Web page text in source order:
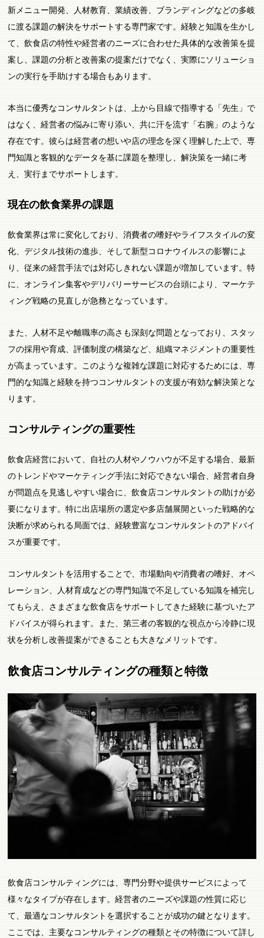
新メニュー開発、人材教育、業績改善、ブランディングなどの多岐
に渡る課題の解決をサポートする専門家です。経験と知識を生かし
て、飲食店の特性や経営者のニーズに合わせた具体的な改善策を提
案し、課題の分析と改善案の提案だけでなく、実際にソリューショ
ンの実行を手助けする場合もあります。
本当に優秀なコンサルタントは、上から目線で指導する「先生」で
はなく、経営者の悩みに寄り添い、共に汗を流す「右腕」のような
存在です。彼らは経営者の想いや店の理念を深く理解した上で、専
門知識と客観的なデータを基に課題を整理し、解決策を一緒に考
え、実行までサポートします。
現在の飲食業界の課題
飲食業界は常に変化しており、消費者の嗜好やライフスタイルの変
化、デジタル技術の進歩、そして新型コロナウイルスの影響によ
り、従来の経営手法では対応しきれない課題が増加しています。特
に、オンライン集客やデリバリーサービスの台頭により、マーケテ
ィング戦略の見直しが急務となっています。
また、人材不足や離職率の高さも深刻な問題となっており、スタッ
フの採用や育成、評価制度の構築など、組織マネジメントの重要性
が高まっています。このような複雑な課題に対応するためには、専
門的な知識と経験を持つコンサルタントの支援が有効な解決策とな
ります。
コンサルティングの重要性
飲食店経営において、自社の人材やノウハウが不足する場合、最新
のトレンドやマーケティング手法に対応できない場合、経営者自身
が問題点を見逃しやすい場合に、飲食店コンサルタントの助けが必
要になります。特に出店場所の選定や多店舗展開といった戦略的な
決断が求められる局面では、経験豊富なコンサルタントのアドバイ
スが重要です。
コンサルタントを活用することで、市場動向や消費者の嗜好、オペ
レーション、人材育成などの専門知識で不足している知識を補完し
てもらえ、さまざまな飲食店をサポートしてきた経験に基づいたア
ドバイスが得られます。また、第三者の客観的な視点から冷静に現
状を分析し改善提案ができることも大きなメリットです。
飲食店コンサルティングの種類と特徴
飲食店コンサルティングには、専門分野や提供サービスによって
様々なタイプが存在します。経営者のニーズや課題の性質に応じ
て、最適なコンサルタントを選択することが成功の鍵となります。
ここでは、主要なコンサルティングの種類とその特徴について詳し